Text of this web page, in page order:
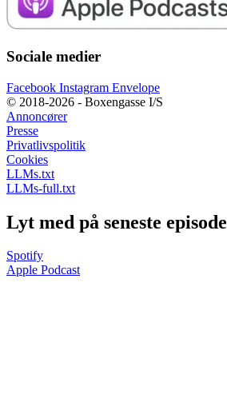
Sociale medier
Facebook Instagram Envelope
© 2018-2026 - Boxengasse I/S
Annoncører
Presse
Privatlivspolitik
Cookies
LLMs.txt
LLMs-full.txt
Lyt med på seneste episode
Spotify
Apple Podcast